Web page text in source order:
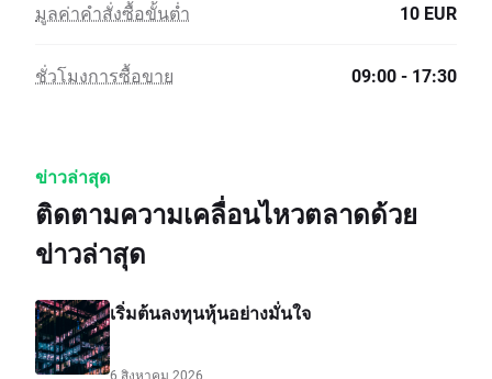
มูลค่าคำสั่งซื้อขั้นต่ำ 10 EUR
ชั่วโมงการซื้อขาย 09:00 - 17:30
ข่าวล่าสุด
ติดตามความเคลื่อนไหวตลาดด้วย
ข่าวล่าสุด
เริ่มต้นลงทุนหุ้นอย่างมั่นใจ
6 สิงหาคม 2026